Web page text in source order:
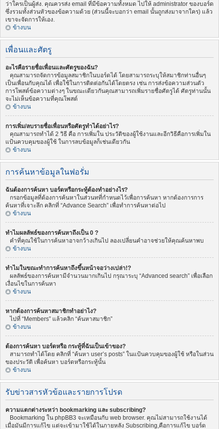
ว่าใครเป็นผู้ส่ง. คุณควรส่ง email ที่มีข้อความทั้งหมด ไปให้ administrator ของบอร์ด
ซึ่งรวมทั้งส่วนหัวของข้อความด้วย (ส่วนนี้จะบอกว่า email นั้นถูกส่งมาจากใคร) แล้ว
เขาจะจัดการให้เอง.
ข้างบน
เพื่อนและศัตรู
อะไรคือรายชื่อเพื่อนและศัตรูของฉัน?
คุณสามารถจัดการข้อมูลสมาชิกในบอร์ดได้ โดยสามารถระบุให้สมาชิกท่านอื่นๆ
เป็นเพื่อนกับคุณได้ เพื่อใช้ในการติดต่อกันได้โดยตรง เช่น การส่งข้อความส่วนตัว
การโพสต์ข้อความต่างๆ ในขณะเดียวกันคุณสามารถเพิ่มรายชื่อศัตรูได้ ศัตรูท่านนั้น
จะไม่เห็นข้อความที่คุณโพสต์
ข้างบน
การเพิ่ม/ลบรายชื่อเพื่อนหรือศัตรูทำได้อย่าไร?
คุณสามารถทำได้ 2 วิธี คือ การเพิ่มใน ประวัติของผู้ใช้งานและอีกวิธีคือการเพิ่มใน
แป้นควบคุมของผู้ใช้ ในการลบข้อมูลก็เช่นเดียวกัน
ข้างบน
การค้นหาข้อมูลในฟอรั่ม
ฉันต้องการค้นหา บอร์ดหรือกระทู้ต้องทำอย่างไร?
กรอกข้อมูลที่ต้องการค้นหาในส่วนทที่กำหนดไว้เพื่อการค้นหา หากต้องการการ
ค้นหาที่เจาะลึก คลิกที่ “Advance Search” เพื่อทำการค้นหาต่อไป
ข้างบน
ทำไมผลลัพธ์ของการค้นหาถึงเป็น 0 ?
คำที่คุณใช้ในการค้นหาอาจกว้างเกินไป ลองเปลี่ยนคำอาจช่วยให้คุณค้นหาพบ
ข้างบน
ทำไมในขณะทำการค้นหาถึงขึ้นหน้าจอว่างเปล่า!?
ผลลัพธ์ของการค้นหามีจำนวนมากเกินไป กรุณาระบุ “Advanced search” เพื่อเลือก
เงื่อนไขในการค้นหา
ข้างบน
หากต้องการค้นหาสมาชิกทำอย่าไง?
ไปที่ “Members” แล้วคลิก “ค้นหาสมาชิก”
ข้างบน
ต้องการค้นหา บอร์ดหรือ กระทู้ที่ฉันเป็นเข้าของ?
สามารถทำได้โดย คลิกที่ “ค้นหา user’s posts” ในแป้นควบคุมของผู้ใช้ หรือในส่วน
ของประวัติ เพื่อค้นหา บอร์ดหรือกระทู้นั้น
ข้างบน
รับข่าวสารหัวข้อและรายการโปรด
ความแตกต่างระหว่า bookmarking และ subscribing?
Bookmarking ใน phpBB3 จะเหมือนกับ web browser. คุณไม่สามารถใช้งานได้
เมื่อมันมีการแก้ไข แต่จะเข้ามาใช้ได้ในภายหลัง Subscribing,คือการแก้ไข บอร์ด